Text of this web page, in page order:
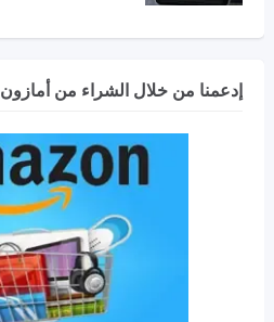
إدعمنا من خلال الشراء من أمازون